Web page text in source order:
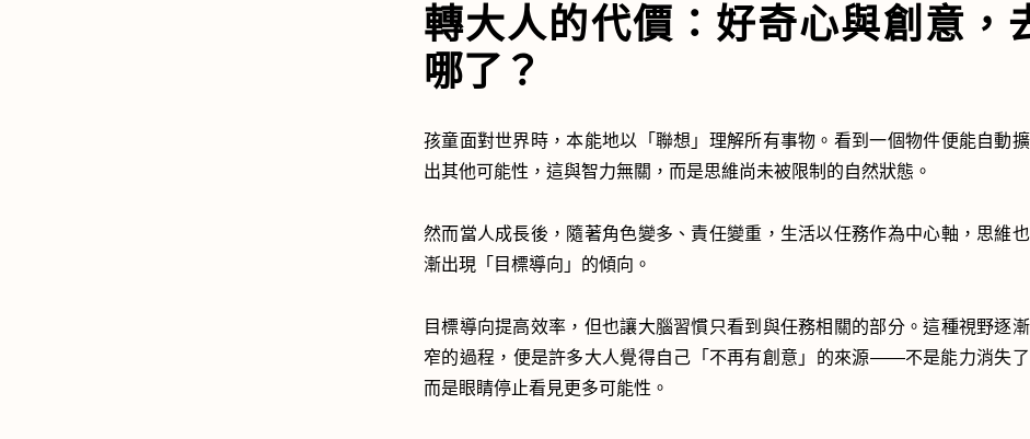
轉大人的代價：好奇心與創意，
哪了？
孩童面對世界時，本能地以「聯想」理解所有事物。看到一個物件便能自動
出其他可能性，這與智力無關，而是思維尚未被限制的自然狀態。
然而當人成長後，隨著角色變多、責任變重，生活以任務作為中心軸，思維
漸出現「目標導向」的傾向。
目標導向提高效率，但也讓大腦習慣只看到與任務相關的部分。這種視野逐
窄的過程，便是許多大人覺得自己「不再有創意」的來源——不是能力消失了
而是眼睛停止看見更多可能性。